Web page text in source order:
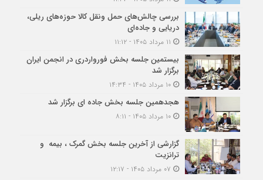
بررسی چالش‌های حمل ونقل کالا حوزه‌های ریلی،
دریایی و جاده‌ای
بیستمین جلسه بخش فورواردری در انجمن ایران
برگزار شد
۱۰ مرداد ۱۴۰۵ - ۱۴:۳۴
هجدهمین جلسه بخش جاده ای برگزار شد
۱۰ مرداد ۱۴۰۵ - ۸:۱۱
گزارشی از آخرین جلسه بخش گمرک ، بیمه و
ترانزیت